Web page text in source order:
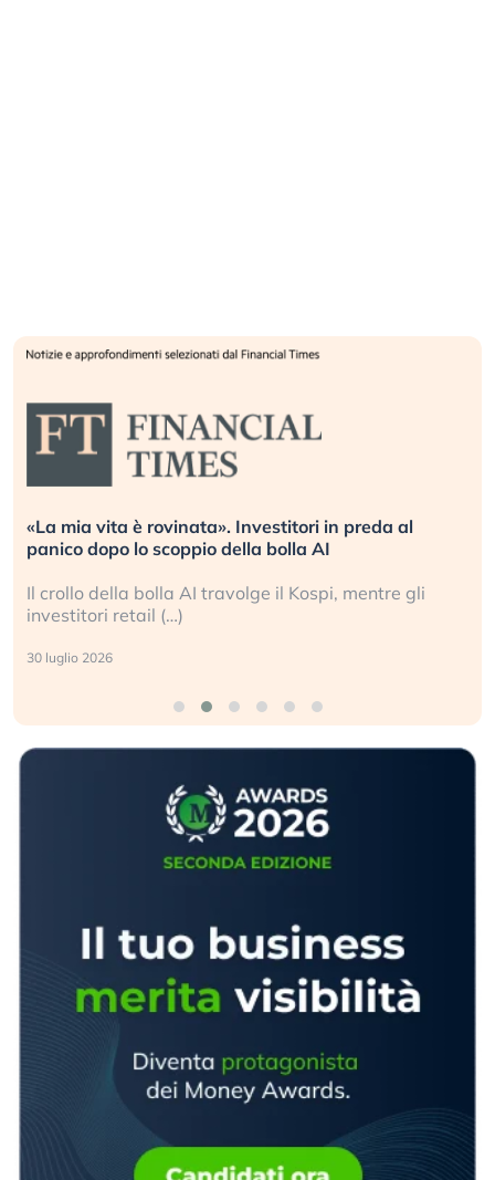
«La mia vita è rovinata». Investitori in preda al
panico dopo lo scoppio della bolla AI
Il crollo della bolla AI travolge il Kospi, mentre gli
investitori retail (…)
30 luglio 2026